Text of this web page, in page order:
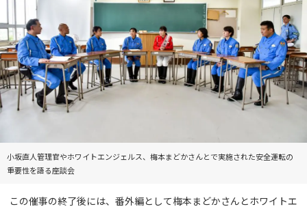
小坂直人管理官やホワイトエンジェルス、梅本まどかさんとで実施された安全運転の
重要性を語る座談会
この催事の終了後には、番外編として梅本まどかさんとホワイトエ